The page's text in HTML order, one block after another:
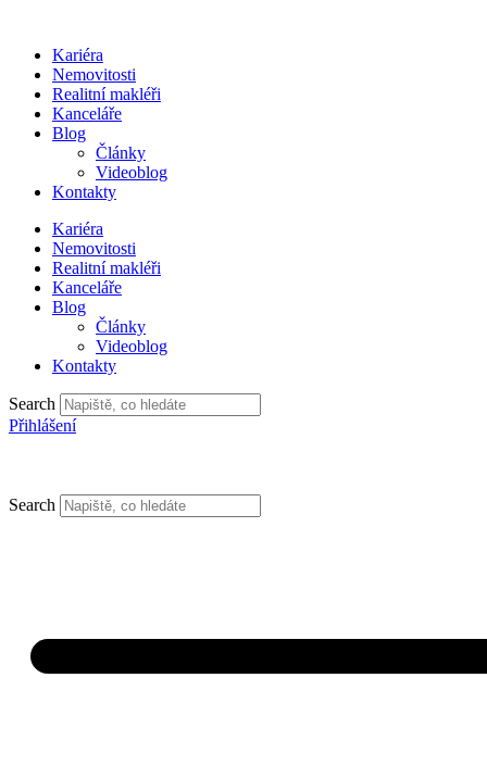
obsahuKariéra
Nemovitosti
Realitní makléři
Kanceláře
Blog
Články
Videoblog
Kontakty
Kariéra
Nemovitosti
Realitní makléři
Kanceláře
Blog
Články
Videoblog
Kontakty
Search
Přihlášení
Search